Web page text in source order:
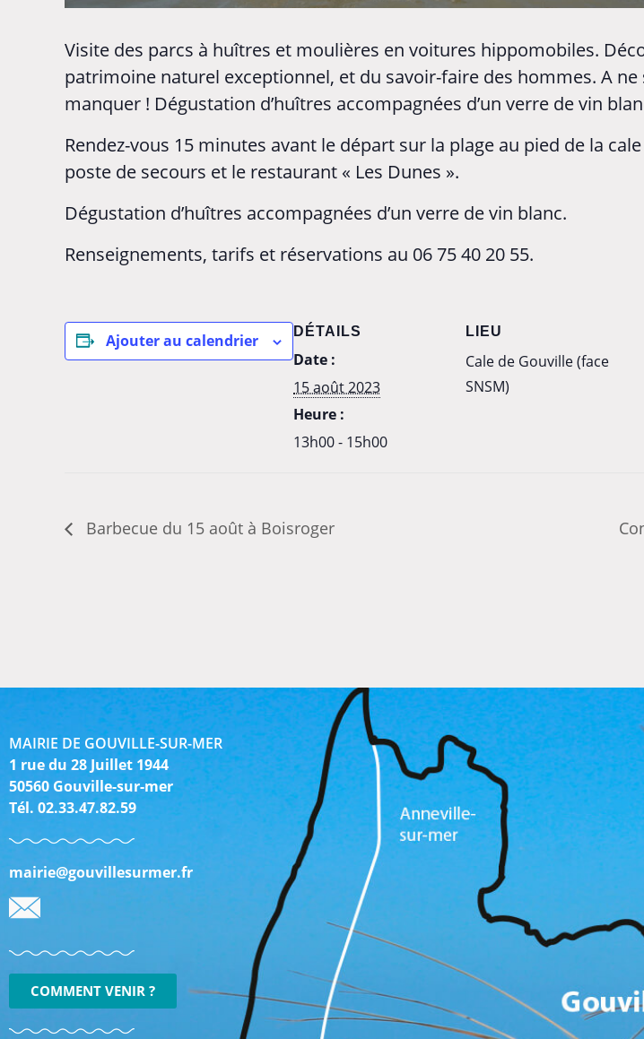
Visite des parcs à huîtres et moulières en voitures hippomobiles.
patrimoine naturel exceptionnel, et du savoir-faire des hommes. A
manquer ! Dégustation d’huîtres accompagnées d’un verre de vin
Rendez-vous 15 minutes avant le départ sur la plage au pied de la
poste de secours et le restaurant « Les Dunes ».
Dégustation d’huîtres accompagnées d’un verre de vin blanc.
Renseignements, tarifs et réservations au 06 75 40 20 55.
Ajouter au calendrier DÉTAILS
Date :
15 août 2023
Heure :
13h00 - 15h00
LIEU
Cale de Gouville (face
SNSM)
Barbecue du 15 août à Boisroger
MAIRIE DE GOUVILLE-SUR-MER
1 rue du 28 Juillet 1944
50560 Gouville-sur-mer
Tél. 02.33.47.82.59
mairie@gouvillesurmer.fr
COMMENT VENIR ?